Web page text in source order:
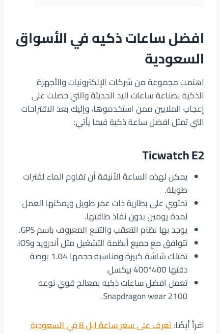
افضل ساعات ذكيه في الأسواق
السعودية
اهتمت مجموعة من شركات الإلكترونيات والأجهزة
الذكية بصناعة ساعات اليد الحديثة والتي حصلت على
إعجاب الملايين ممن استخدموها، وإليك بعد الاقتراحات
التي تمثل افضل ساعة ذكية فيما يأتي:
Ticwatch E2
يمكن لهذه الساعة الأنيقة أن تقاوم الماء لفترات
طويلة.
تحتوي على بطارية ذات عمر طويل ويمكنها العمل
لمدة يومين بدون نفاذ طاقتها.
يوجد بها نظام التعقب والتتبع المعروف باسم GPS.
تتوافق مع جميع أنظمة التشغيل مثل أندرويد وiOS.
تمتلك شاشة كبيرة ومناسبة حجمها 1.04 بوصة
دقتها 400*400 بيكسل.
تعمل افضل ساعات ذكيه بمعالج قوي نوعه
Snapdragon wear 2100.
اقرأ أيضًا:تعرف على سعر ساعة ابل 8 في السعودية